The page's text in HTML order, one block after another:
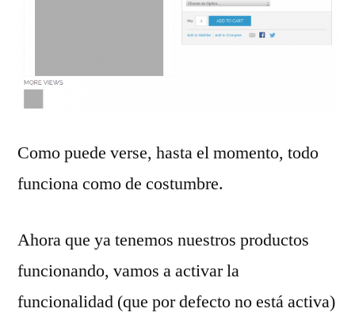
Como puede verse, hasta el momento, todo
funciona como de costumbre.
Ahora que ya tenemos nuestros productos
funcionando, vamos a activar la
funcionalidad (que por defecto no está activa)